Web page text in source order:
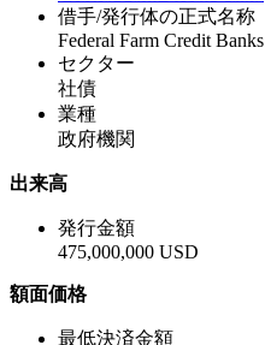
借手/発行体の正式名称
Federal Farm Credit Banks
セクター
社債
業種
政府機関
出来高
発行金額
475,000,000 USD
額面価格
最低決済金額